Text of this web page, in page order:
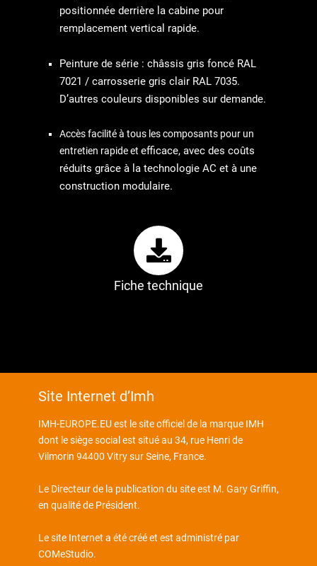
positionnée derrière la cabine pour
remplacement vertical rapide.
Peinture de série : châssis gris foncé RAL
7021 / carrosserie gris clair RAL 7035.
D’autres couleurs disponibles sur demande.
Accès facilité à tous les composants pour un
entretien rapide et efficace, avec des coûts
réduits grâce à la technologie AC et à une
construction modulaire.
Fiche technique
Site Internet d’Imh
IMH-EUROPE.EU est le site officiel de la marque IMH
dont le siège social est situé au 34, rue Henri de
Vilmorin 94400 Vitry sur Seine, France.
Le Directeur de la publication du site est M. Gary Griffin,
en qualité de Président.
Le site Internet a été créé et est administré par
COMeStudio.